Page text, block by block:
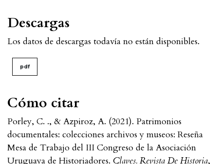
Cómo citar
Porley, C. ., & Azpiroz, A. (2021). Patrimonios
documentales: colecciones archivos y museos: Reseña
Mesa de Trabajo del III Congreso de la Asociación
Uruguaya de Historiadores. Claves. Revista De Historia,
pdf
Descargas
Los datos de descargas todavía no están disponibles.